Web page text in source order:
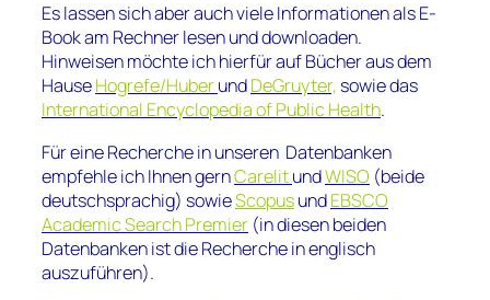
Es lassen sich aber auch viele Informationen als E-
Book am Rechner lesen und downloaden.
Hinweisen möchte ich hierfür auf Bücher aus dem
HauseHogrefe/HuberundDeGruyter, sowie das
International Encyclopedia of Public Health.
Für eine Recherche in unseren Datenbanken
empfehle ich Ihnen gernCarelitundWISO (beide
deutschsprachig) sowieScopusundEBSCO
Academic Search Premier (in diesen beiden
Datenbanken ist die Recherche in englisch
auszuführen).